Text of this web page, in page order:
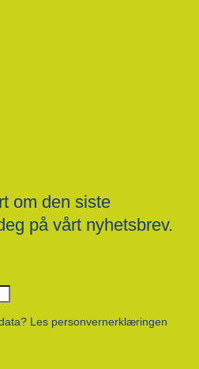
om den siste
på vårt nyhetsbrev.
Les personvernerklæringen